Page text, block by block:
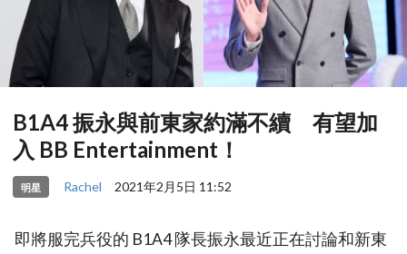
B1A4 振永與前東家約滿不續 有望加
入 BB Entertainment！
明星 Rachel 2021年2月5日 11:52
即將服完兵役的 B1A4 隊長振永最近正在討論和新東